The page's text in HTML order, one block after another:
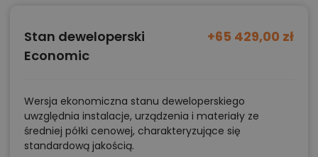
Stan deweloperski
Economic
+65 429,00 zł
Wersja ekonomiczna stanu deweloperskiego
uwzględnia instalacje, urządzenia i materiały ze
średniej półki cenowej, charakteryzujące się
standardową jakością.